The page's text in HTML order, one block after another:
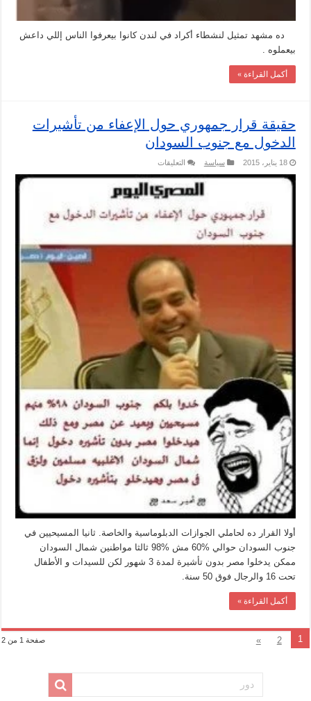
ده مشهد تمثيل لنشطاء أكراد في لندن كانوا بيعرفوا الناس إللي داعش
بيعملوه .
أكمل القراءة »
حقيقة قرار جمهوري حول الإعفاء من تأشيرات
الدخول مع جنوب السودان
18 يناير، 2015 سياسة التعليقات
قرار
جمهوري
حول
من
مع
السودان
مغلقة
أولا القرار ده لحاملي الجوازات الدبلوماسية والخاصة. ثانيا المسيحيين في
جنوب السودان حوالي %60 مش %98 ثالثا مواطنين شمال السودان
ممكن يدخلوا مصر بدون تأشيرة لمدة 3 شهور لكن للسيدات و الأطفال
تحت 16 والرجال فوق 50 سنة.
أكمل القراءة »
صفحة 1 من 2 1
2
»